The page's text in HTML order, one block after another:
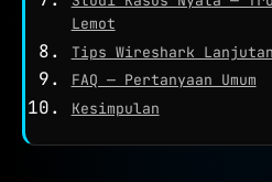
SECURITY HEADERS
Lemot
Tips Wireshark Lanjutan
FAQ — Pertanyaan Umum
Kesimpulan